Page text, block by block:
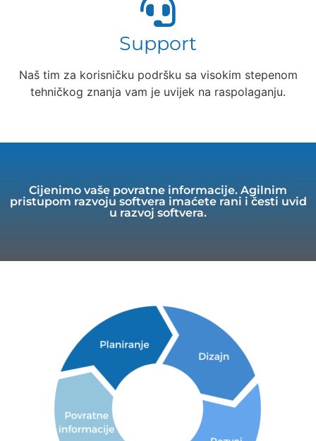
Support
Naš tim za korisničku podršku sa visokim stepenom
tehničkog znanja vam je uvijek na raspolaganju.
Cijenimo vaše povratne informacije. Agilnim
pristupom razvoju softvera imaćete rani i česti uvid
u razvoj softvera.